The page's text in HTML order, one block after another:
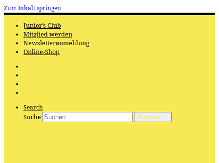
Zum Inhalt springen
Junior’s Club
Mitglied werden
Newsletteranmeldung
Online-Shop
Search
Suche
Suchen …